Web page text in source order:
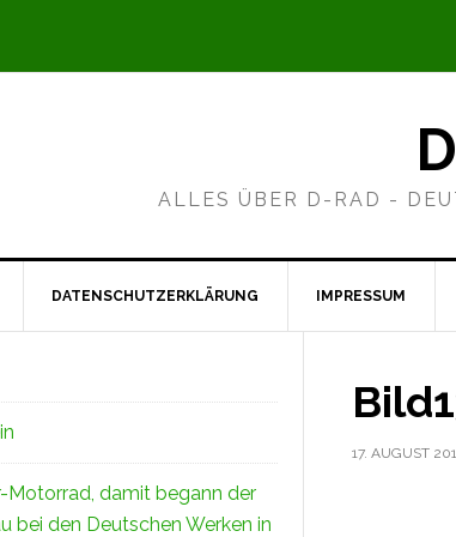
ALLES ÜBER D-RAD -
DATENSCHUTZERKLÄRUNG IMPRESSUM
17. AUGUST
Motorrad, damit begann der
bei den Deutschen Werken in